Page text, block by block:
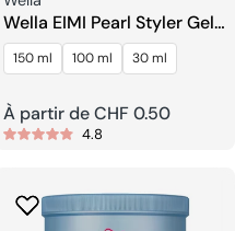
Wella EIMI Pearl Styler Gel
Coiffant
150 ml 100 ml 30 ml
Prix
À partir de CHF 0.50
4.8